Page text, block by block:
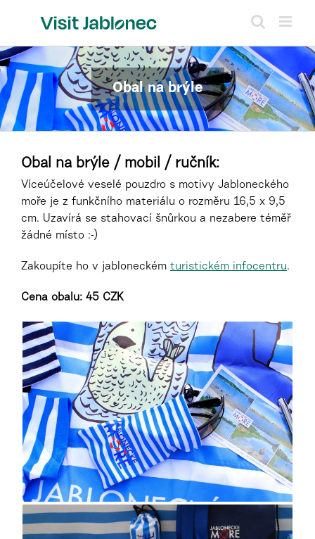
Obal na brýle
Obal na brýle / mobil / ručník:
Víceúčelové veselé pouzdro s motivy Jabloneckého
moře je z funkčního materiálu o rozměru 16,5 x 9,5
cm. Uzavírá se stahovací šnůrkou a nezabere téměř
žádné místo :-)
Zakoupíte ho v jabloneckém turistickém infocentru.
Cena obalu: 45 CZK